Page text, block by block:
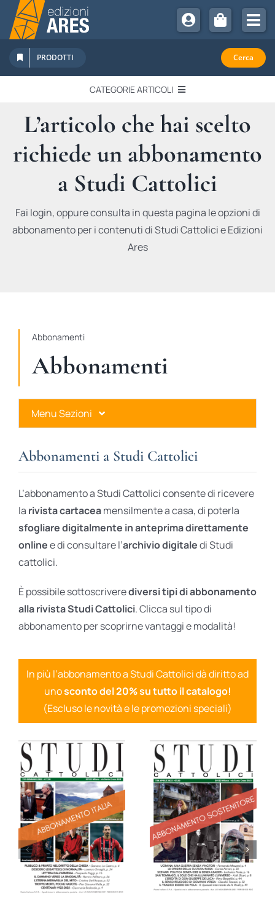
Salta
contenuto
Chi Siamo
Sostienici
Abbonamenti
Promozioni
Newsletter
PRODOTTI Cerca
CATEGORIE ARTICOLI
EDITORIALI
IN QUESTO NUMERO
RECENSIONI
L’articolo che hai scelto
richiede un abbonamento
a Studi Cattolici
Fai login, oppure consulta in questa pagina le opzioni di
abbonamento per i contenuti di Studi Cattolici e Edizioni
Ares
Abbonamenti
Abbonamenti
Menu Sezioni
Ares Gold
Ares Digital
Ares Gift Card
Abbonamenti a Studi Cattolici
L’abbonamento a Studi Cattolici consente di ricevere
la rivista cartaceamensilmente a casa, di poterla
sfogliare digitalmente in anteprima direttamente
onlinee di consultare l’archivio digitaledi Studi
cattolici.
È possibile sottoscriverediversi tipi di abbonamento
alla rivista Studi Cattolici. Clicca sul tipo di
abbonamento per scoprirne vantaggi e modalità!
In più l’abbonamento a Studi Cattolici dà diritto ad
unosconto del 20% su tutto il catalogo!
(Escluso le novità e le promozioni speciali)